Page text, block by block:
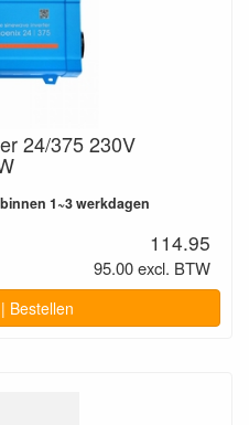
24/375 230V
1~3 werkdagen
114.95
95.00 excl. BTW
Bestellen